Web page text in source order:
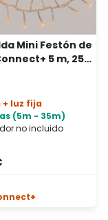
Mini Festón de
5 m, 250
cálido, cable
+ luz fija
(5m - 35m)
no incluido